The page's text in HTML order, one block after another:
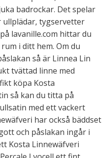
badrockar. Det spelar
tygservetter
lavanille.com hittar du
i ditt hem. Om du
så är Linnea Lin
tvättad linne med
köpa Kosta
så kan du titta på
med ett vackert
har också bäddset
och påslakan ingår i
Kosta Linnewäfveri